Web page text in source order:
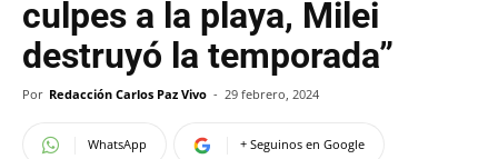
culpes a la playa, Milei
destruyó la temporada”
Por Redacción Carlos Paz Vivo - 29 febrero, 2024
WhatsApp + Seguinos en Google